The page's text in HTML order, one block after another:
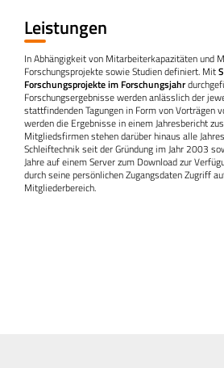
Leistungen
In Abhängigkeit von Mitarbeiter­kapazitäten und
Forschungsprojekte sowie Studien definiert. Mit
Forschungsprojekte im Forschungsjahr
Forschungsergebnisse werden anlässlich der
stattfindenden Tagungen in Form von Vorträgen
werden die Ergebnisse in einem Jahresbericht
Mitgliedsfirmen stehen darüber hinaus alle
Schleiftechnik seit der Gründung im Jahr 2003
Jahre auf einem Server zum Download zur
durch seine persönlichen Zugang­sdaten Zugriff
Mitgliederbereich.